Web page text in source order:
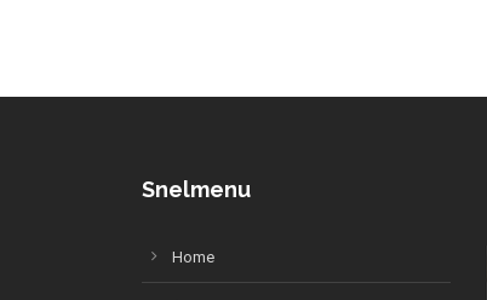
Snelmenu
Home